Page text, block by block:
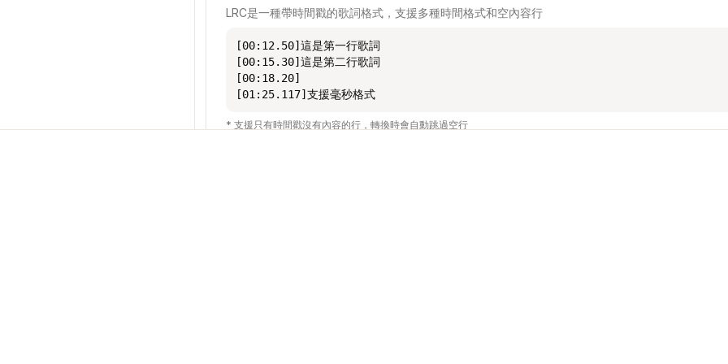
LRC是一種帶時間戳的歌詞格式，支援多種時間格式和空內容行
[00:12.50]這是第一行歌詞
[00:15.30]這是第二行歌詞
[00:18.20]
[01:25.117]支援毫秒格式
* 支援只有時間戳沒有內容的行，轉換時會自動跳過空行